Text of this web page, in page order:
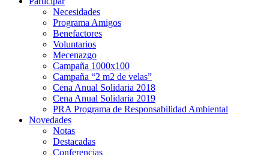
Necesidades
Programa Amigos
Benefactores
Voluntarios
Mecenazgo
Campaña 1000x100
Campaña “2 m2 de velas”
Cena Anual Solidaria 2018
Cena Anual Solidaria 2019
PRA Programa de Responsabilidad Ambiental
Novedades
Notas
Destacadas
Conferencias